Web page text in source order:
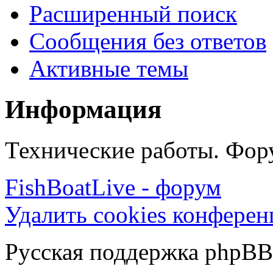
Расширенный поиск
Сообщения без ответов
Активные темы
Информация
Технические работы.
FishBoatLive - форум
Удалить cookies
Русская поддержка phpBB